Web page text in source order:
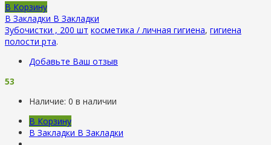
В Корзину
В Закладки В Закладки
Зубочистки , 200 шт косметика / личная гигиена, гигиена
полости рта.
Добавьте Ваш отзыв
53
Наличие: 0 в наличии
В Корзину
В Закладки В Закладки